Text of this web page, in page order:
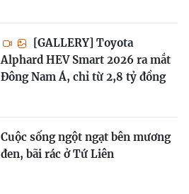
[GALLERY] Toyota
Alphard HEV Smart 2026 ra mắt
Đông Nam Á, chỉ từ 2,8 tỷ đồng
Cuộc sống ngột ngạt bên mương
đen, bãi rác ở Tứ Liên